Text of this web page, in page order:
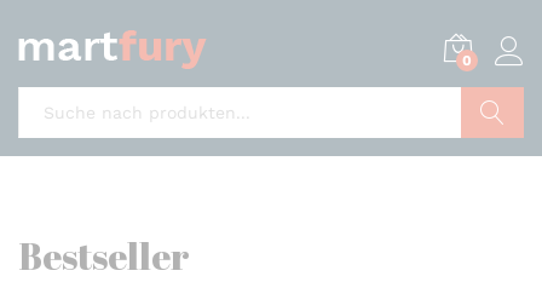
0
Bestseller